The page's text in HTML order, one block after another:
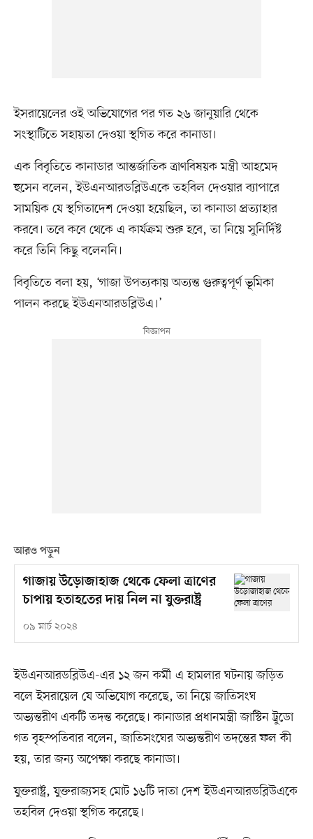
ইসরায়েলের ওই অভিযোগের পর গত ২৬ জানুয়ারি থেকে
সংস্থাটিতে সহায়তা দেওয়া স্থগিত করে কানাডা।
এক বিবৃতিতে কানাডার আন্তর্জাতিক ত্রাণবিষয়ক মন্ত্রী আহমেদ
হুসেন বলেন, ইউএনআরডব্লিউএকে তহবিল দেওয়ার ব্যাপারে
সাময়িক যে স্থগিতাদেশ দেওয়া হয়েছিল, তা কানাডা প্রত্যাহার
করবে। তবে কবে থেকে এ কার্যক্রম শুরু হবে, তা নিয়ে সুনির্দিষ্ট
করে তিনি কিছু বলেননি।
বিবৃতিতে বলা হয়, ‘গাজা উপত্যকায় অত্যন্ত গুরুত্বপূর্ণ ভূমিকা
পালন করছে ইউএনআরডব্লিউএ।’
আরও পড়ুন
গাজায় উড়োজাহাজ থেকে ফেলা ত্রাণের
চাপায় হতাহতের দায় নিল না যুক্তরাষ্ট্র
০৯ মার্চ ২০২৪
ইউএনআরডব্লিউএ-এর ১২ জন কর্মী এ হামলার ঘটনায় জড়িত
বলে ইসরায়েল যে অভিযোগ করেছে, তা নিয়ে জাতিসংঘ
অভ্যন্তরীণ একটি তদন্ত করেছে। কানাডার প্রধানমন্ত্রী জাস্টিন ট্রুডো
গত বৃহস্পতিবার বলেন, জাতিসংঘের অভ্যন্তরীণ তদন্তের ফল কী
হয়, তার জন্য অপেক্ষা করছে কানাডা।
যুক্তরাষ্ট্র, যুক্তরাজ্যসহ মোট ১৬টি দাতা দেশ ইউএনআরডব্লিউএকে
তহবিল দেওয়া স্থগিত করেছে।